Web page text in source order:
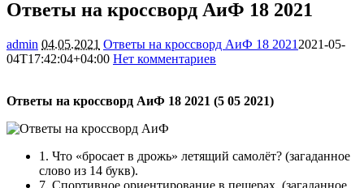
Ответы на кроссворд АиФ 18 2021
admin 04.05.2021 Ответы на кроссворд АиФ 18 2021 2021-05-
04T17:42:04+04:00 Нет комментариев
Ответы на кроссворд АиФ 18 2021 (5 05 2021)
1. Что «бросает в дрожь» летящий самолёт? (загаданное
слово из 14 букв).
7. Спортивное ориентирование в пещерах. (загаданное